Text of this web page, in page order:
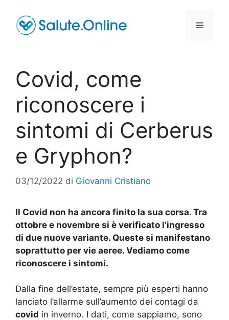
contenuto
Menu
Covid, come
riconoscere i
sintomi di Cerberus
e Gryphon?
03/12/2022 di Giovanni Cristiano
Il Covid non ha ancora finito la sua corsa. Tra
ottobre e novembre si è verificato l’ingresso
di due nuove variante. Queste si manifestano
soprattutto per vie aeree. Vediamo come
riconoscere i sintomi.
Dalla fine dell’estate, sempre più esperti hanno
lanciato l’allarme sull’aumento dei contagi da
covid in inverno. I dati, come sappiamo, sono